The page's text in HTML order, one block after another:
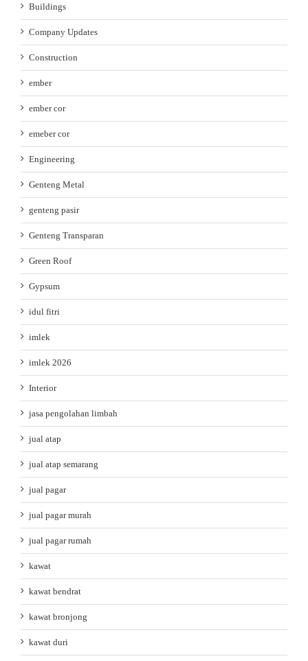
Buildings
Company Updates
Construction
ember
ember cor
emeber cor
Engineering
Genteng Metal
genteng pasir
Genteng Transparan
Green Roof
Gypsum
idul fitri
imlek
imlek 2026
Interior
jasa pengolahan limbah
jual atap
jual atap semarang
jual pagar
jual pagar murah
jual pagar rumah
kawat
kawat bendrat
kawat bronjong
kawat duri